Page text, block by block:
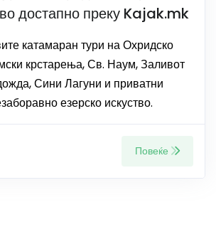
достапно преку Kajak.mk
катамаран тури на Охридско
крстарења, Св. Наум, Заливот
Сини Лагуни и приватни
езерско искуство.
Повеќе